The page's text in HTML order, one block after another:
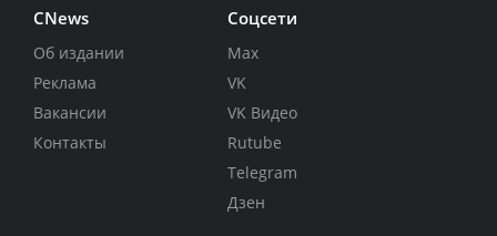
CNews
Об издании
Реклама
Вакансии
Контакты
Соцсети
Max
VK
VK Видео
Rutube
Telegram
Дзен